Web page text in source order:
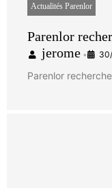
Actualités Parenlor
Parenlor
jerome •
Parenlor